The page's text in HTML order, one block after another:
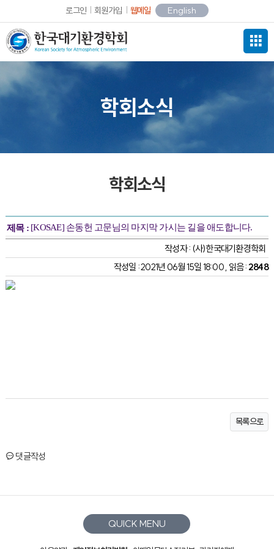
로그인 회원가입 웹메일 English
학회소식
학회소식
제목 :[KOSAE] 손동헌 고문님의 마지막 가시는 길을 애도합니다.
작성자 : (사)한국대기환경학회
작성일 : 2021년 06월 15일 18:00 , 읽음 :2848
목록으로
댓글작성
QUICK MENU